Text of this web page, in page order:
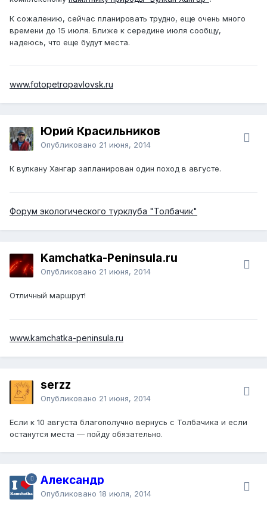
К сожалению, сейчас планировать трудно, еще очень много
времени до 15 июля. Ближе к середине июля сообщу,
надеюсь, что еще будут места.
www.fotopetropavlovsk.ru
Юрий Красильников
Опубликовано 21 июня, 2014
К вулкану Хангар запланирован один поход в августе.
Форум экологического турклуба "Толбачик"
Kamchatka-Peninsula.ru
Опубликовано 21 июня, 2014
Отличный маршрут!
www.kamchatka-peninsula.ru
serzz
Опубликовано 21 июня, 2014
Если к 10 августа благополучно вернусь с Толбачика и если
останутся места — пойду обязательно.
Александр
Опубликовано 18 июля, 2014